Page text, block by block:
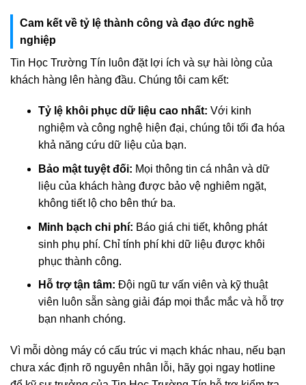
Cam kết về tỷ lệ thành công và đạo đức nghề
nghiệp
Tin Học Trường Tín luôn đặt lợi ích và sự hài lòng của
khách hàng lên hàng đầu. Chúng tôi cam kết:
Tỷ lệ khôi phục dữ liệu cao nhất: Với kinh
nghiệm và công nghệ hiện đại, chúng tôi tối đa hóa
khả năng cứu dữ liệu của bạn.
Bảo mật tuyệt đối: Mọi thông tin cá nhân và dữ
liệu của khách hàng được bảo vệ nghiêm ngặt,
không tiết lộ cho bên thứ ba.
Minh bạch chi phí: Báo giá chi tiết, không phát
sinh phụ phí. Chỉ tính phí khi dữ liệu được khôi
phục thành công.
Hỗ trợ tận tâm: Đội ngũ tư vấn viên và kỹ thuật
viên luôn sẵn sàng giải đáp mọi thắc mắc và hỗ trợ
bạn nhanh chóng.
Vì mỗi dòng máy có cấu trúc vi mạch khác nhau, nếu bạn
chưa xác định rõ nguyên nhân lỗi, hãy gọi ngay hotline